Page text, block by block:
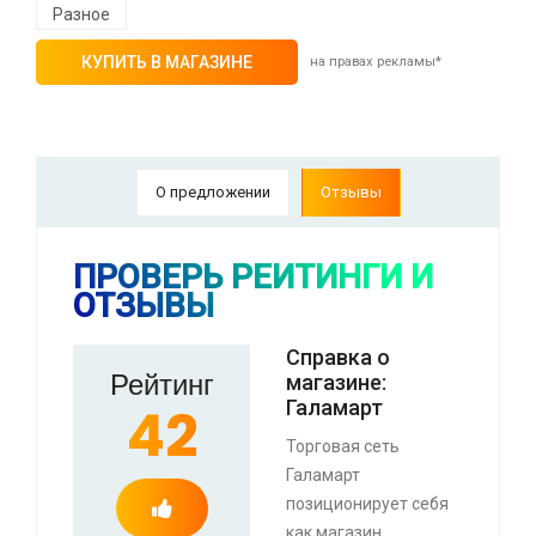
Разное
КУПИТЬ В МАГАЗИНЕ на правах рекламы*
О предложении Отзывы
ПРОВЕРЬ РЕЙТИНГИ И
ОТЗЫВЫ
Рейтинг
42
Справка о
магазине:
Галамарт
Торговая сеть
Галамарт
позиционирует себя
как магазин
⚡ Скидка до 25% при оплате платежной
индивидуально, возможно сработает не у
всех)
⚡ Спой колядку - получи подарок